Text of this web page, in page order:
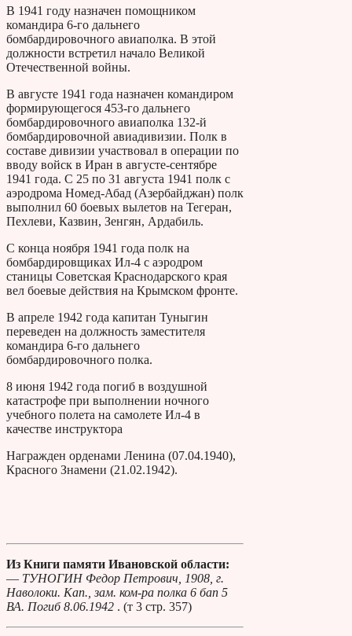
В 1941 году назначен помощником
командира 6-го дальнего
бомбардировочного авиаполка. В этой
должности встретил начало Великой
Отечественной войны.
В августе 1941 года назначен командиром
формирующегося 453-го дальнего
бомбардировочного авиаполка 132-й
бомбардировочной авиадивизии. Полк в
составе дивизии участвовал в операции по
вводу войск в Иран в августе-сентябре
1941 года. С 25 по 31 августа 1941 полк с
аэродрома Номед-Абад (Азербайджан) полк
выполнил 60 боевых вылетов на Тегеран,
Пехлеви, Казвин, Зенгян, Ардабиль.
С конца ноября 1941 года полк на
бомбардировщиках Ил-4 с аэродром
станицы Советская Краснодарского края
вел боевые действия на Крымском фронте.
В апреле 1942 года капитан Туныгин
переведен на должность заместителя
командира 6-го дальнего
бомбардировочного полка.
8 июня 1942 года погиб в воздушной
катастрофе при выполнении ночного
учебного полета на самолете Ил-4 в
качестве инструктора
Награжден орденами Ленина (07.04.1940),
Красного Знамени (21.02.1942).
Из Книги памяти Ивановской области:
— ТУНОГИН Федор Петрович, 1908, г.
Наволоки. Кап., зам. ком-ра полка 6 бап 5
ВА. Погиб 8.06.1942 . (т 3 стр. 357)